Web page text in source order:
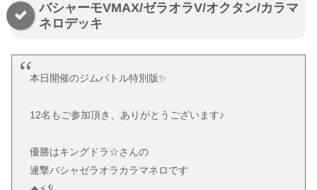
バシャーモVMAX/ゼラオラV/オクタン/カラマ
ネロデッキ
本日開催のジムバトル特別版✨
12名もご参加頂き、ありがとうございます♪
優勝はキングドラ☆さんの
連撃バシャゼラオラカラマネロです